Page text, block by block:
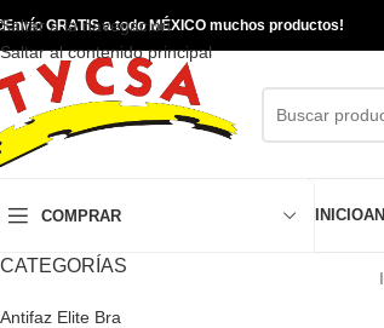
Saltar a la navegación
Saltar al contenido principal
Envío GRATIS a todo MÉXICO muchos productos!
COMPRAR INICIO
CATEGORÍAS
Antifaz Elite Bra